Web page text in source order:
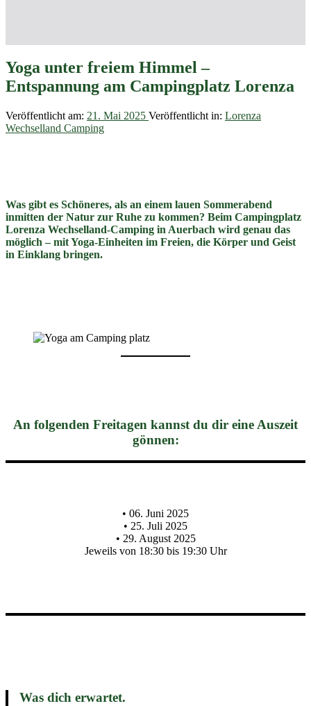
Yoga unter freiem Himmel –
Entspannung am Campingplatz Lorenza
Veröffentlicht am: 21. Mai 2025 Veröffentlicht in: Lorenza
Wechselland Camping
Was gibt es Schöneres, als an einem lauen Sommerabend
inmitten der Natur zur Ruhe zu kommen? Beim Campingplatz
Lorenza Wechsel­land-Camping in Auerbach wird genau das
möglich – mit Yoga-Einheiten im Freien, die Körper und Geist
in Einklang bringen.
An folgenden Freitagen kannst du dir eine Auszeit
gönnen:
• 06. Juni 2025
• 25. Juli 2025
• 29. August 2025
Jeweils von 18:30 bis 19:30 Uhr
Was dich erwartet.